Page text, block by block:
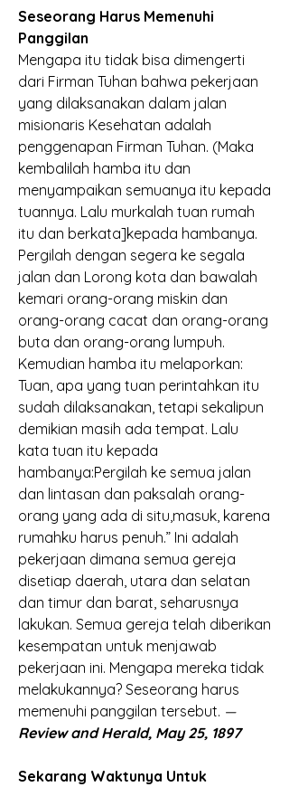
Seseorang Harus Memenuhi
Panggilan
Mengapa itu tidak bisa dimengerti
dari Firman Tuhan bahwa pekerjaan
yang dilaksanakan dalam jalan
misionaris Kesehatan adalah
penggenapan Firman Tuhan. (Maka
kembalilah hamba itu dan
menyampaikan semuanya itu kepada
tuannya. Lalu murkalah tuan rumah
itu dan berkata]kepada hambanya.
Pergilah dengan segera ke segala
jalan dan Lorong kota dan bawalah
kemari orang-orang miskin dan
orang-orang cacat dan orang-orang
buta dan orang-orang lumpuh.
Kemudian hamba itu melaporkan:
Tuan, apa yang tuan perintahkan itu
sudah dilaksanakan, tetapi sekalipun
demikian masih ada tempat. Lalu
kata tuan itu kepada
hambanya:Pergilah ke semua jalan
dan lintasan dan paksalah orang-
orang yang ada di situ,masuk, karena
rumahku harus penuh.” Ini adalah
pekerjaan dimana semua gereja
disetiap daerah, utara dan selatan
dan timur dan barat, seharusnya
lakukan. Semua gereja telah diberikan
kesempatan untuk menjawab
pekerjaan ini. Mengapa mereka tidak
melakukannya? Seseorang harus
memenuhi panggilan tersebut. —
Review and Herald, May 25, 1897
Sekarang Waktunya Untuk